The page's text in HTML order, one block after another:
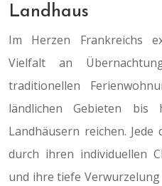
Landhaus
Im Herzen Frankreichs
Vielfalt an
traditionellen
ländlichen Gebieten bis
Landhäusern reichen.
durch ihren individuellen
und ihre tiefe